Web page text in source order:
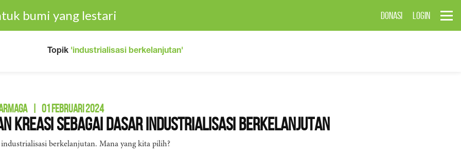
bumi yang lestari DONASI LOGIN
Topik 'industrialisasi berkelanjutan'
01 FEBRUARI 2024
Kreasi sebagai Dasar Industrialisasi Berkelanjutan
berkelanjutan. Mana yang kita pilih?